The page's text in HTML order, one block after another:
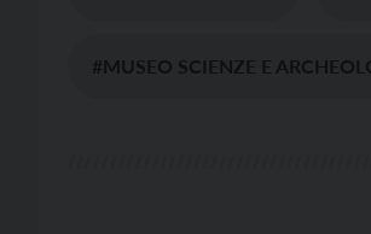
#MUSEO SCIENZE E